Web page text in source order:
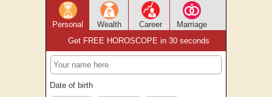
Personal Wealth Career Marriage
Get FREE HOROSCOPE in 30 seconds
Date of birth